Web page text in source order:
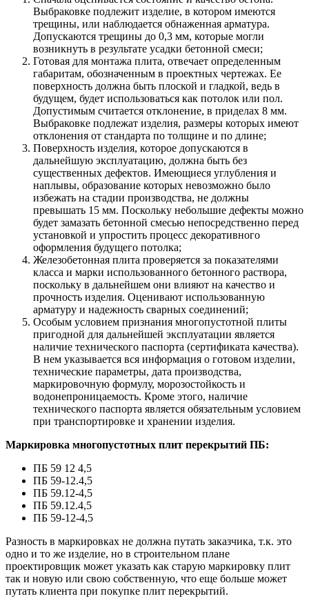
Выбраковке подлежит изделие, в котором имеются
трещины, или наблюдается обнаженная арматура.
Допускаются трещины до 0,3 мм, которые могли
возникнуть в результате усадки бетонной смеси;
Готовая для монтажа плита, отвечает определенным
габаритам, обозначенным в проектных чертежах. Ее
поверхность должна быть плоской и гладкой, ведь в
будущем, будет использоваться как потолок или пол.
Допустимым считается отклонение, в приделах 8 мм.
Выбраковке подлежат изделия, размеры которых имеют
отклонения от стандарта по толщине и по длине;
Поверхность изделия, которое допускаются в
дальнейшую эксплуатацию, должна быть без
существенных дефектов. Имеющиеся углубления и
наплывы, образование которых невозможно было
избежать на стадии производства, не должны
превышать 15 мм. Поскольку небольшие дефекты можно
будет замазать бетонной смесью непосредственно перед
установкой и упростить процесс декоративного
оформления будущего потолка;
Железобетонная плита проверяется за показателями
класса и марки использованного бетонного раствора,
поскольку в дальнейшем они влияют на качество и
прочность изделия. Оценивают использованную
арматуру и надежность сварных соединений;
Особым условием признания многопустотной плиты
пригодной для дальнейшей эксплуатации является
наличие технического паспорта (сертификата качества).
В нем указывается вся информация о готовом изделии,
технические параметры, дата производства,
маркировочную формулу, морозостойкость и
водонепроницаемость. Кроме этого, наличие
технического паспорта является обязательным условием
при транспортировке и хранении изделия.
Маркировка многопустотных плит перекрытий ПБ:
ПБ 59 12 4,5
ПБ 59-12.4,5
ПБ 59.12-4,5
ПБ 59.12.4,5
ПБ 59-12-4,5
Разность в маркировках не должна путать заказчика, т.к. это
одно и то же изделие, но в строительном плане
проектировщик может указать как старую маркировку плит
так и новую или свою собственную, что еще больше может
путать клиента при покупке плит перекрытий.